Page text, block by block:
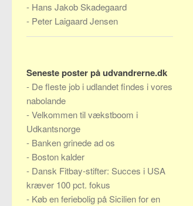
- Hans Jakob Skadegaard
- Peter Laigaard Jensen
Seneste poster på udvandrerne.dk
- De fleste job i udlandet findes i vores
nabolande
-Velkommen til vækstboom i
Udkantsnorge
- Banken grinede ad os
- Boston kalder
- Dansk Fitbay-stifter: Succes i USA
kræver 100 pct. fokus
- Køb en feriebolig på Sicilien for en